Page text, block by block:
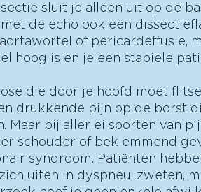
sluit je alleen uit op de
de echo ook een
of pericardeffusie,
hoog is en je een stabiele
die door je hoofd moet
drukkende pijn op de borst
Maar bij allerlei soorten van
schouder of beklemmend
syndroom. Patiënten
uiten in dyspneu, zweten,